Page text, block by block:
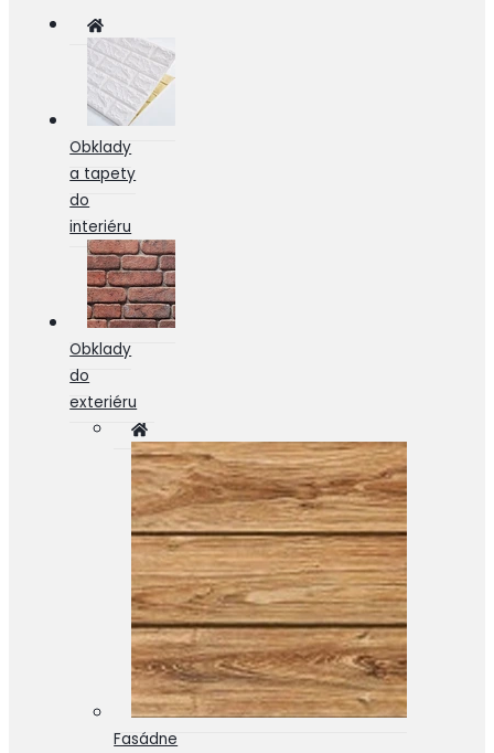
Obklady
a tapety
do
interiéru
Obklady
do
exteriéru
Fasádne